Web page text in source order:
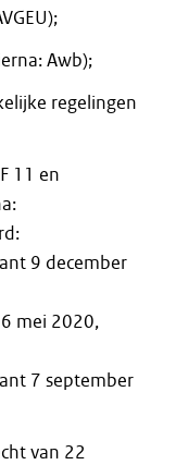
Awb);
regelingen
11 en
9 december
mei 2020,
7 september
van 22